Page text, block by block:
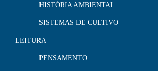
HISTÓRIA AMBIENTAL
SISTEMAS DE CULTIVO
LEITURA
PENSAMENTO